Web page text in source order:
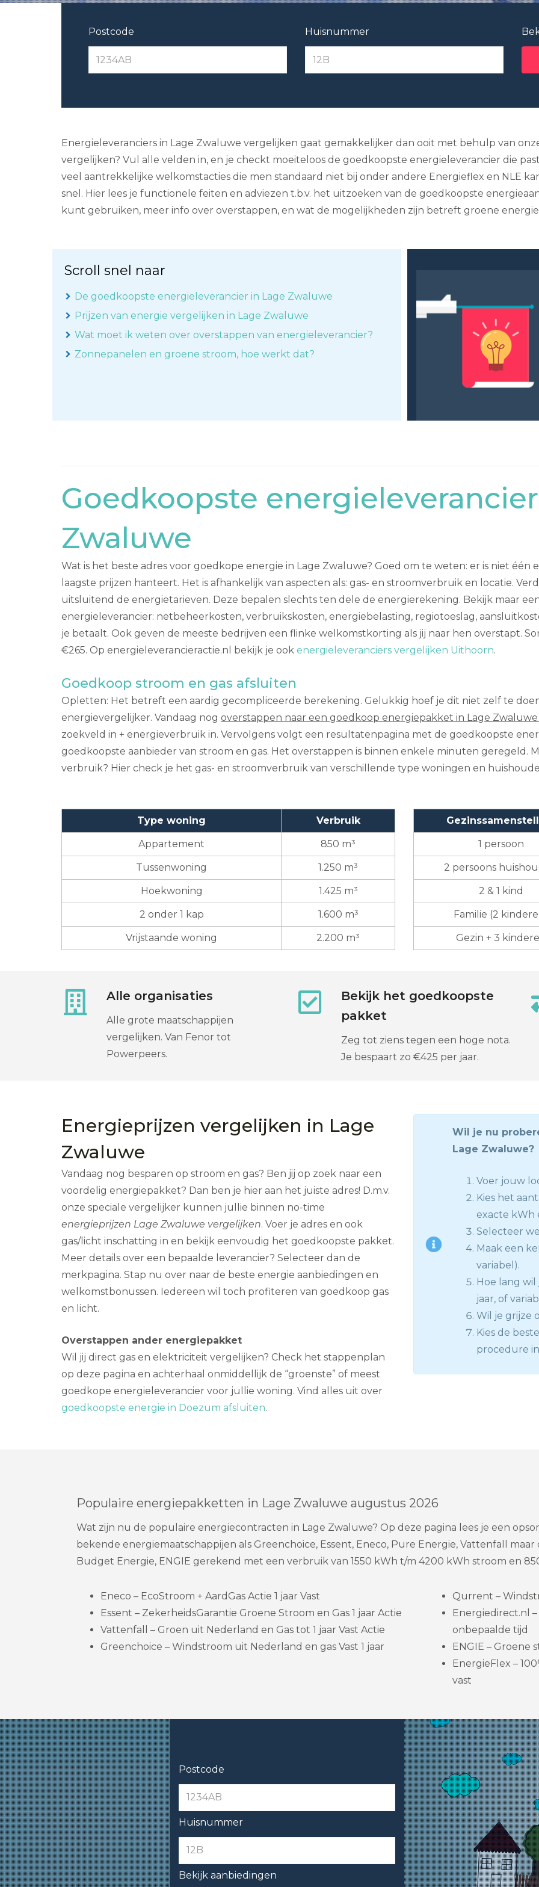
Postcode Huisnummer
Energieleveranciers in Lage Zwaluwe vergelijken gaat gemakkelijker dan ooit met behulp van
vergelijken? Vul alle velden in, en je checkt moeiteloos de goedkoopste energieleverancier die
veel aantrekkelijke welkomstacties die men standaard niet bij onder andere Energieflex en NLE
snel. Hier lees je functionele feiten en adviezen t.b.v. het uitzoeken van de goedkoopste
kunt gebruiken, meer info over overstappen, en wat de mogelijkheden zijn betreft groene
Scroll snel naar
De goedkoopste energieleverancier in Lage Zwaluwe
Prijzen van energie vergelijken in Lage Zwaluwe
Wat moet ik weten over overstappen van energieleverancier?
Zonnepanelen en groene stroom, hoe werkt dat?
Goedkoopste
Zwaluwe
Wat is het beste adres voor goedkope energie in Lage Zwaluwe? Goed om te weten: er is niet één
laagste prijzen hanteert. Het is afhankelijk van aspecten als: gas- en stroomverbruik en locatie.
uitsluitend de energietarieven. Deze bepalen slechts ten dele de energierekening. Bekijk maar
energieleverancier: netbeheerkosten, verbruikskosten, energiebelasting, regiotoeslag,
je betaalt. Ook geven de meeste bedrijven een flinke welkomstkorting als jij naar hen overstapt.
€265. Op energieleverancieractie.nl bekijk je ook energieleveranciers vergelijken Uithoorn.
Goedkoop stroom en gas afsluiten
Opletten: Het betreft een aardig gecompliceerde berekening. Gelukkig hoef je dit niet zelf te
energievergelijker. Vandaag nog overstappen naar een goedkoop energiepakket in Lage
zoekveld in + energieverbruik in. Vervolgens volgt een resultatenpagina met de goedkoopste
goedkoopste aanbieder van stroom en gas. Het overstappen is binnen enkele minuten geregeld.
verbruik? Hier check je het gas- en stroomverbruik van verschillende type woningen en
Type woning Verbruik
Appartement 850 m³
Tussenwoning 1.250 m³
Hoekwoning 1.425 m³
2 onder 1 kap 1.600 m³
Vrijstaande woning 2.200 m³
1 persoon
2 persoons
2 & 1 kind
Familie (2
Gezin + 3
Alle organisaties
Alle grote maatschappijen
vergelijken. Van Fenor tot
Powerpeers.
Bekijk het goedkoopste
pakket
Zeg tot ziens tegen een hoge nota.
Je bespaart zo €425 per jaar.
Energieprijzen vergelijken in Lage
Zwaluwe
Vandaag nog besparen op stroom en gas? Ben jij op zoek naar een
voordelig energiepakket? Dan ben je hier aan het juiste adres! D.m.v.
onze speciale vergelijker kunnen jullie binnen no-time
energieprijzen Lage Zwaluwe vergelijken. Voer je adres en ook
gas/licht inschatting in en bekijk eenvoudig het goedkoopste pakket.
Meer details over een bepaalde leverancier? Selecteer dan de
merkpagina. Stap nu over naar de beste energie aanbiedingen en
welkomstbonussen. Iedereen wil toch profiteren van goedkoop gas
en licht.
Overstappen ander energiepakket
Wil jij direct gas en elektriciteit vergelijken? Check het stappenplan
op deze pagina en achterhaal onmiddellijk de “groenste” of meest
goedkope energieleverancier voor jullie woning. Vind alles uit over
goedkoopste energie in Doezum afsluiten.
Wil je nu
Lage Zwaluwe?
Voer jouw
Kies het
exacte kWh
Selecteer
Maak een
variabel).
Hoe lang
jaar, of
Wil je grijze
Kies de
procedure
Populaire energiepakketten in Lage Zwaluwe augustus 2026
Wat zijn nu de populaire energiecontracten in Lage Zwaluwe? Op deze pagina lees je een
bekende energiemaatschappijen als Greenchoice, Essent, Eneco, Pure Energie, Vattenfall
Budget Energie, ENGIE gerekend met een verbruik van 1550 kWh t/m 4200 kWh stroom en
Eneco – EcoStroom + AardGas Actie 1 jaar Vast
Essent – ZekerheidsGarantie Groene Stroom en Gas 1 jaar Actie
Vattenfall – Groen uit Nederland en Gas tot 1 jaar Vast Actie
Greenchoice – Windstroom uit Nederland en gas Vast 1 jaar
Qurrent –
Energiedirect.nl
onbepaalde tijd
ENGIE – Groene
EnergieFlex –
vast
Postcode
Huisnummer
Bekijk aanbiedingen